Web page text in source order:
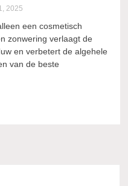
2025
een cosmetisch
zonwering verlaagt de
en verbetert de algehele
van de beste